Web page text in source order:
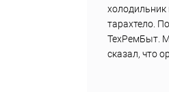
холодильник
тарахтело.
ТехРемБыт.
сказал, что